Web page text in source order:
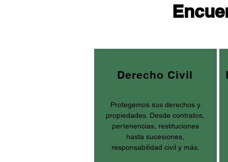
Derecho Civil
Protegemos sus derechos y
propiedades. Desde contratos,
pertenencias, restituciones
hasta sucesiones,
responsabilidad civil y más.